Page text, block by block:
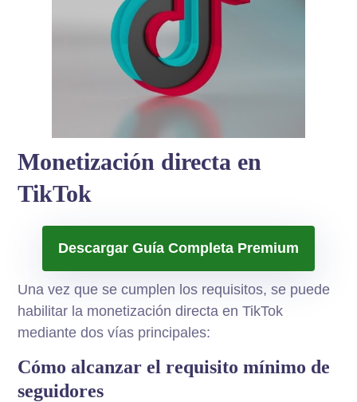
Monetización directa en
TikTok
Descargar Guía Completa Premium
Una vez que se cumplen los requisitos, se puede
habilitar la monetización directa en TikTok
mediante dos vías principales:
Cómo alcanzar el requisito mínimo de
seguidores